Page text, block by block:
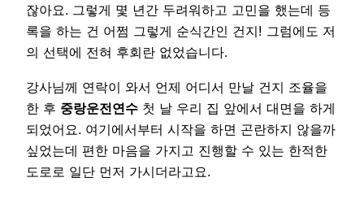
잖아요. 그렇게 몇 년간 두려워하고 고민을 했는데 등
록을 하는 건 어쩜 그렇게 순식간인 건지! 그럼에도 저
의 선택에 전혀 후회란 없었습니다.
강사님께 연락이 와서 언제 어디서 만날 건지 조율을
한 후 중랑운전연수 첫 날 우리 집 앞에서 대면을 하게
되었어요. 여기에서부터 시작을 하면 곤란하지 않을까
싶었는데 편한 마음을 가지고 진행할 수 있는 한적한
도로로 일단 먼저 가시더라고요.